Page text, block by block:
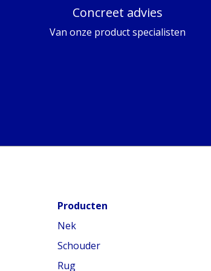
Concreet advies
Van onze product specialisten
Producten
Nek
Schouder
Rug